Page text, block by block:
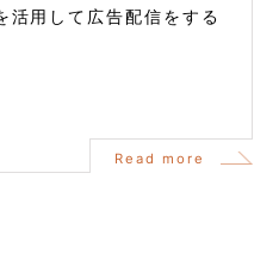
用して広告配信をする
Read more